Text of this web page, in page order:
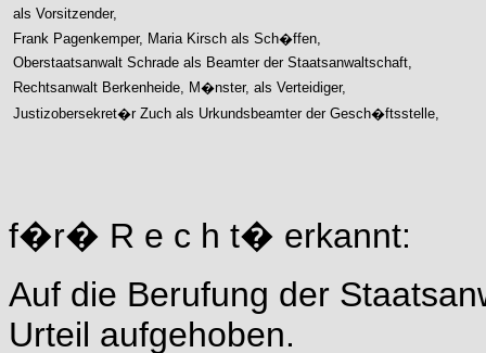
als Vorsitzender,
Frank Pagenkemper, Maria Kirsch als Sch�ffen,
Oberstaatsanwalt Schrade als Beamter der Staatsanwaltschaft,
Rechtsanwalt Berkenheide, M�nster, als Verteidiger,
Justizobersekret�r Zuch als Urkundsbeamter der Gesch�ftsstelle,
f�r� R e c h t� erkannt:
Auf die Berufung der
Urteil aufgehoben.